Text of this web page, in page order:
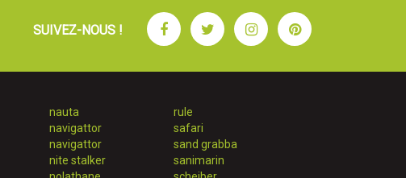
SUIVEZ-NOUS ! FacebookTwitterInstagramPinterest
nauta
navigattor
navigattor
nite stalker
rule
safari
sand grabba
sanimarin